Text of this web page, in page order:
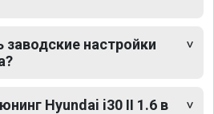
настройки
Hyundai i30 II 1.6 в